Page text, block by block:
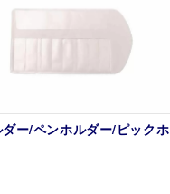
ー/ペンホルダー/ピックホ